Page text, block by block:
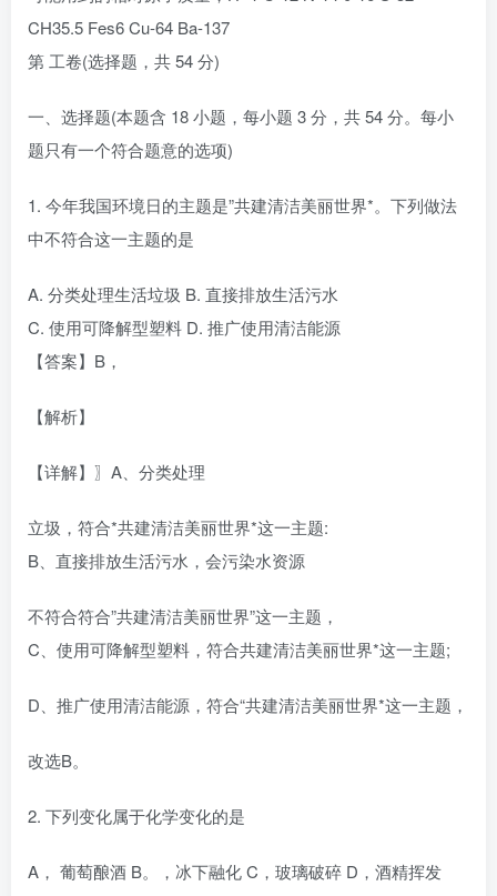
CH35.5 Fes6 Cu-64 Ba-137
第 工卷(选择题，共 54 分)
一、选择题(本题含 18 小题，每小题 3 分，共 54 分。每小
题只有一个符合题意的选项)
1. 今年我国环境日的主题是”共建清洁美丽世界*。下列做法
中不符合这一主题的是
A. 分类处理生活垃圾 B. 直接排放生活污水
C. 使用可降解型塑料 D. 推广使用清洁能源
【答案】B，
【解析】
【详解】〗A、分类处理
立圾，符合*共建清洁美丽世界*这一主题:
B、直接排放生活污水，会污染水资源
不符合符合”共建清洁美丽世界”这一主题，
C、使用可降解型塑料，符合共建清洁美丽世界*这一主题;
D、推广使用清洁能源，符合“共建清洁美丽世界*这一主题，
改选B。
2. 下列变化属于化学变化的是
A， 葡萄酿酒 B。，冰下融化 C，玻璃破碎 D，酒精挥发